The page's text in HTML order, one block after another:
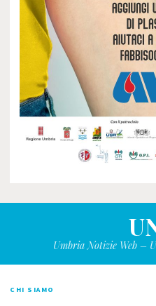
Umbria Notizie Web –
CHI SIAMO